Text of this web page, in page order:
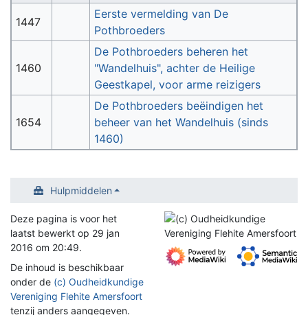
1447
Eerste vermelding van De
Pothbroeders
1460
De Pothbroeders beheren het
"Wandelhuis", achter de Heilige
Geestkapel, voor arme reizigers
1654
De Pothbroeders beëindigen het
beheer van het Wandelhuis (sinds
1460)
Hulpmiddelen
Deze pagina is voor het
laatst bewerkt op 29 jan
2016 om 20:49.
De inhoud is beschikbaar
onder de (c) Oudheidkundige
Vereniging Flehite Amersfoort
tenzij anders aangegeven.